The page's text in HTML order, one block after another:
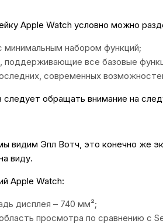
Сервисный центр
Подарочные
Apple Watch условно можно
набором функций;
поддерживающие все базовые
современных
следует обращать внимание на
видим Эпл Вотч, это конечно же
виду.
Apple Watch:
дисплея – 740 мм²;
просмотра по сравнению с